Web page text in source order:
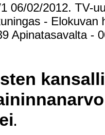
06/02/2012. TV-
- Elokuvan
Apinatasavalta -
.